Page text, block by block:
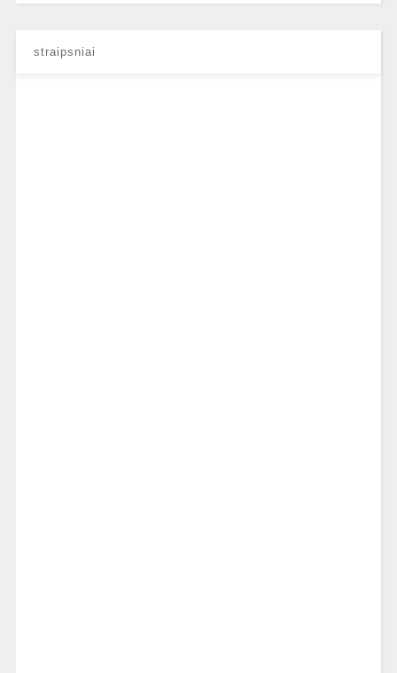
straipsniai